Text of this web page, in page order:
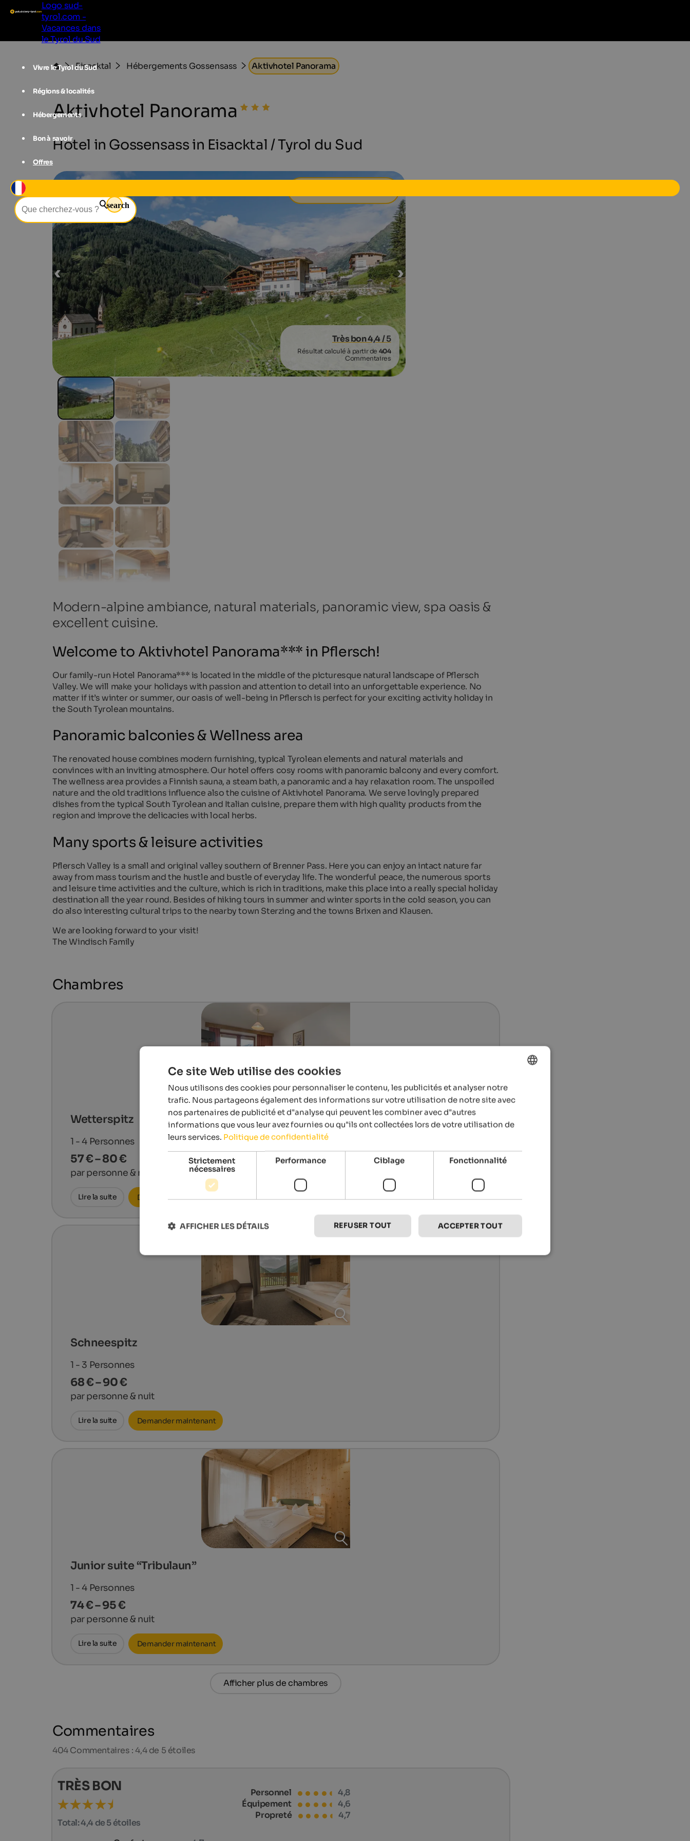
Logo sud-
tyrol.com -
Vacances dans
le Tyrol du Sud
Vivre le Tyrol du Sud
Régions & localités
Hébergements
Bon à savoir
Offres
search
Eisacktal Hébergements Gossensass Aktivhotel Panorama
Aktivhotel Panorama
Hotel in Gossensass in Eisacktal / Tyrol du Sud
Très bon 4,4/ 5
Résultat calculé à partir de 404
Commentaires
Modern-alpine ambiance, natural materials, panoramic view, spa oasis &
excellent cuisine.
Welcome to Aktivhotel Panorama*** in Pflersch!
Our family-run Hotel Panorama*** is located in the middle of the picturesque natural landscape of Pflersch
Valley. We will make your holidays with passion and attention to detail into an unforgettable experience. No
matter if it’s winter or summer, our oasis of well-being in Pflersch is perfect for your exciting activity holiday in
the South Tyrolean mountains.
Panoramic balconies & Wellness area
The renovated house combines modern furnishing, typical Tyrolean elements and natural materials and
convinces with an inviting atmosphere. Our hotel offers cosy rooms with panoramic balcony and every comfort.
The wellness area provides a Finnish sauna, a steam bath, a panoramic and a hay relaxation room. The unspoiled
nature and the old traditions influence also the cuisine of Aktivhotel Panorama. We serve lovingly prepared
dishes from the typical South Tyrolean and Italian cuisine, prepare them with high quality products from the
region and improve the delicacies with local herbs.
Many sports & leisure activities
Pflersch Valley is a small and original valley southern of Brenner Pass. Here you can enjoy an intact nature far
away from mass tourism and the hustle and bustle of everyday life. The wonderful peace, the numerous sports
and leisure time activities and the culture, which is rich in traditions, make this place into a really special holiday
destination all the year round. Besides of hiking tours in summer and winter sports in the cold season, you can
do also interesting cultural trips to the nearby town Sterzing and the towns Brixen and Klausen.
We are looking forward to your visit!
The Windisch Family
Chambres
Wetterspitz
1 - 4 Personnes
57 € – 80 €
par personne & nuit
Lire la suite Demander maintenant
Schneespitz
1 - 3 Personnes
68 € – 90 €
par personne & nuit
Lire la suite Demander maintenant
Junior suite “Tribulaun”
1 - 4 Personnes
74 € – 95 €
par personne & nuit
Lire la suite Demander maintenant
Afficher plus de chambres
Commentaires
404Commentaires : 4,4 de 5 étoiles
TRÈS BON
Total:4,4 de 5 étoiles
Personnel
4,8
Équipement
4,6
Propreté
4,7
ENGLISH
FRENCH
Ce site Web utilise des cookies
Nous utilisons des cookies pour personnaliser le contenu, les publicités et analyser notre
trafic. Nous partageons également des informations sur votre utilisation de notre site avec
nos partenaires de publicité et d"analyse qui peuvent les combiner avec d"autres
informations que vous leur avez fournies ou qu"ils ont collectées lors de votre utilisation de
leurs services. Politique de confidentialité
Strictement
nécessaires
Performance Ciblage Fonctionnalité
ACCEPTER TOUT
REFUSER TOUT
AFFICHER LES DÉTAILS